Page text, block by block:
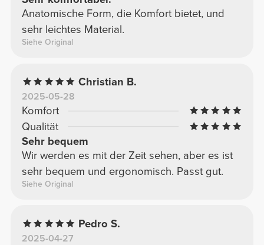
Anatomische Form, die Komfort bietet, und
sehr leichtes Material.
Siehe Original
Christian B.
2025-05-28
Komfort
Qualität
Sehr bequem
Wir werden es mit der Zeit sehen, aber es ist
sehr bequem und ergonomisch. Passt gut.
Siehe Original
Pedro S.
2025-04-27